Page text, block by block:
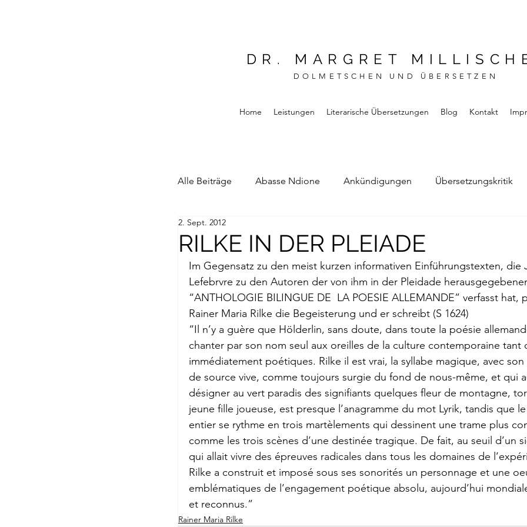
DR. MARGRET
DOLMETSCHEN UND ÜBERSETZEN
Home Leistungen Literarische Übersetzungen Blog Kontakt
Alle Beiträge Abasse Ndione Ankündigungen Übersetzungskritik
Alain Blottiere
Briefe a. j. Marokkaner Die rote Schwalbe Dolmetschen Die
Dominique Fernandez Driss Chraibi Edition Bernest
Edition Rugerup Dorothea Grünzweig Institut Francais
Jean-Michel Maulpoix Jean-Baptiste Para Jean-Paul Alègre
Johann Joachim Winckelmann Gemma Salem Franz Schubert
Lächeln meiner Mutter
RILKE IN DER PLEIADE
2. Sept. 2012
Im Gegensatz zu den meist kurzen informativen Einführungstexten, die
Lefebrvre zu den Autoren der von ihm in der Pleidade
“ANTHOLOGIE BILINGUE DE  LA POESIE ALLEMANDE” verfasst hat,
Rainer Maria Rilke die Begeisterung und er schreibt (S 1624)
“Il n’y a guère que Hölderlin, sans doute, dans toute la poésie
chanter par son nom seul aux oreilles de la culture contemporaine tant
immédiatement poétiques. Rilke il est vrai, la syllabe magique, avec
de source vive, comme toujours surgie du fond de nous-même, et qui
désigner au vert paradis des signifiants quelques fleur de montagne,
jeune fille joueuse, est presque l’anagramme du mot Lyrik, tandis que
entier se rythme en trois martèlements qui dessinent une trame plus
comme les trois scènes d’une destinée tragique. De fait, au seuil d’un
qui allait vivre des épreuves radicales dans tous les domaines de
Rilke a construit et imposé sous ses sonorités un personnage et une
emblématiques de l’engagement poétique absolu, aujourd’hui
et reconnus.”
Rainer Maria Rilke